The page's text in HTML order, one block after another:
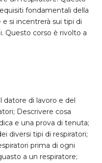
fondamentali della
si incentrerà sui tipi di
Questo corso è rivolto a
datore di lavoro e del
Descrivere cosa
e una prova di tenuta;
diversi tipi di respiratori;
prima di ogni
a un respiratore;